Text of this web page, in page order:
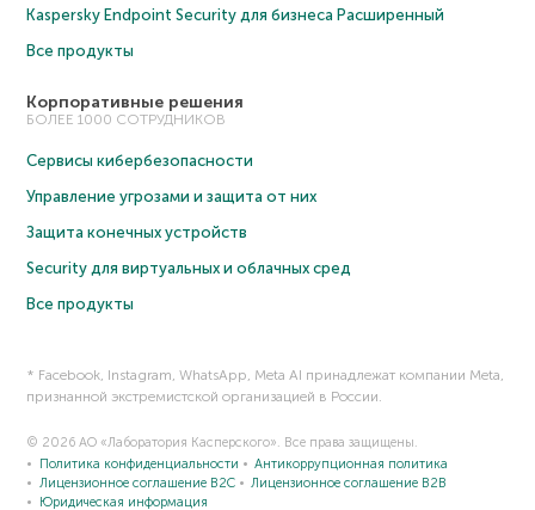
Kaspersky Endpoint Security для бизнеса Расширенный
Все продукты
Корпоративные решения
БОЛЕЕ 1000 СОТРУДНИКОВ
Сервисы кибербезопасности
Управление угрозами и защита от них
Защита конечных устройств
Security для виртуальных и облачных сред
Все продукты
* Facebook, Instagram, WhatsApp, Meta AI принадлежат компании Meta,
признанной экстремистской организацией в России.
© 2026 АО «Лаборатория Касперского». Все права защищены.
Политика конфиденциальности
Антикоррупционная политика
Лицензионное соглашение B2C
Лицензионное соглашение B2B
Юридическая информация